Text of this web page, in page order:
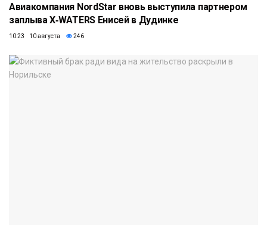
Авиакомпания NordStar вновь выступила партнером
заплыва X‑WATERS Енисей в Дудинке
10:23 10 августа 246